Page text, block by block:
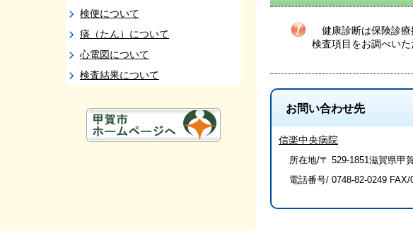
検便について
痰（たん）について
心電図について
検査結果について
健康診断は保険診療
検査項目をお調べいた
お問い合わせ先
信楽中央病院
所在地/〒 529-1851滋賀県甲
電話番号/ 0748-82-0249 FAX/